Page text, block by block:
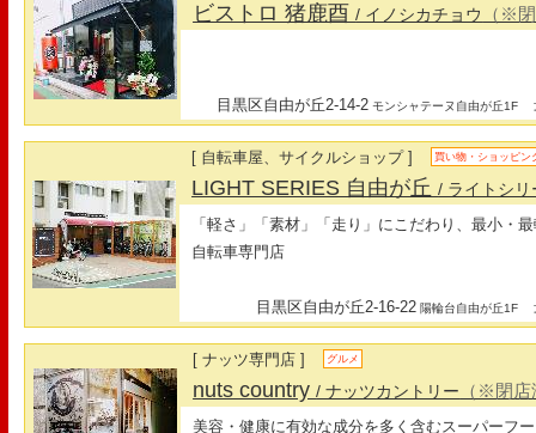
ビストロ 猪鹿酉/ イノシカチョウ （※
目黒区自由が丘2-14-2 モンシャテーヌ自由が丘1F
[ 自転車屋、サイクルショップ ] 買い物・ショッピン
LIGHT SERIES 自由が丘/ ライトシリ
「軽さ」「素材」「走り」にこだわり、最小・
自転車専門店
目黒区自由が丘2-16-22 陽輪台自由が丘1F
[ ナッツ専門店 ] グルメ
nuts country/ ナッツカントリー （※閉店
美容・健康に有効な成分を多く含むスーパーフ